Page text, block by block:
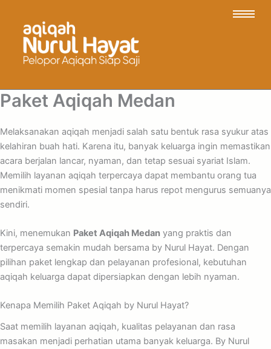
Paket Aqiqah Medan
Melaksanakan aqiqah menjadi salah satu bentuk rasa syukur atas
kelahiran buah hati. Karena itu, banyak keluarga ingin memastikan
acara berjalan lancar, nyaman, dan tetap sesuai syariat Islam.
Memilih layanan aqiqah terpercaya dapat membantu orang tua
menikmati momen spesial tanpa harus repot mengurus semuanya
sendiri.
Kini, menemukan Paket Aqiqah Medan yang praktis dan
terpercaya semakin mudah bersama by Nurul Hayat. Dengan
pilihan paket lengkap dan pelayanan profesional, kebutuhan
aqiqah keluarga dapat dipersiapkan dengan lebih nyaman.
Kenapa Memilih Paket Aqiqah by Nurul Hayat?
Saat memilih layanan aqiqah, kualitas pelayanan dan rasa
masakan menjadi perhatian utama banyak keluarga. By Nurul